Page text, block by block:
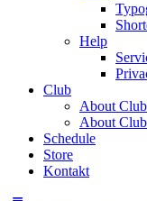
Help
Club
About Club
About
Schedule
Store
Kontakt